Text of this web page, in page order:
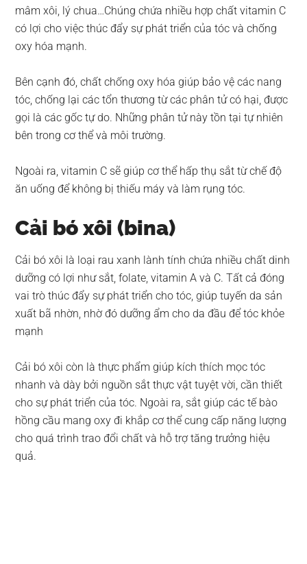
mâm xôi, lý chua…Chúng chứa nhiều hợp chất vitamin C
có lợi cho việc thúc đẩy sự phát triển của tóc và chống
oxy hóa mạnh.
Bên cạnh đó, chất chống oxy hóa giúp bảo vệ các nang
tóc, chống lại các tổn thương từ các phân tử có hại, được
gọi là các gốc tự do. Những phân tử này tồn tại tự nhiên
bên trong cơ thể và môi trường.
Ngoài ra, vitamin C sẽ giúp cơ thể hấp thụ sắt từ chế độ
ăn uống để không bị thiếu máy và làm rụng tóc.
Cải bó xôi (bina)
Cải bó xôi là loại rau xanh lành tính chứa nhiều chất dinh
dưỡng có lợi như sắt, folate, vitamin A và C. Tất cả đóng
vai trò thúc đẩy sự phát triển cho tóc, giúp tuyến da sản
xuất bã nhờn, nhờ đó dưỡng ẩm cho da đầu để tóc khỏe
mạnh
Cải bó xôi còn là thực phẩm giúp kích thích mọc tóc
nhanh và dày bởi nguồn sắt thực vật tuyệt vời, cần thiết
cho sự phát triển của tóc. Ngoài ra, sắt giúp các tế bào
hồng cầu mang oxy đi khắp cơ thể cung cấp năng lượng
cho quá trình trao đổi chất và hỗ trợ tăng trưởng hiệu
quả.